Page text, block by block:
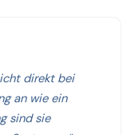
direkt bei
an wie ein
sind sie